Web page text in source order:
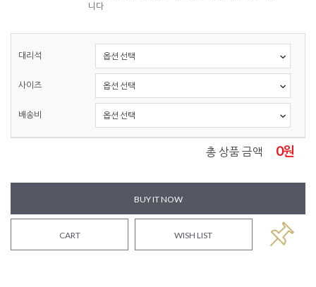
니다
대리석
사이즈
배송비
총 상품 금액 0원
BUY IT NOW
CART WISH LIST